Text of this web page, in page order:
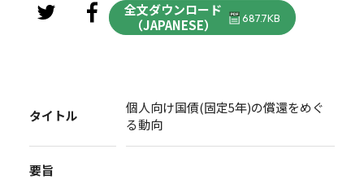
全文ダウンロード
（JAPANESE）
687.7KB
タイトル
個人向け国債(固定5年)の償還をめぐ
る動向
要旨